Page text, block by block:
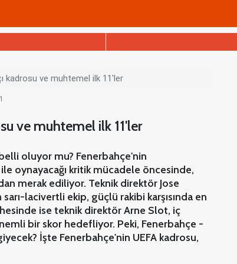
kadrosu ve muhtemel ilk 11'ler
ve muhtemel ilk 11'ler
oluyor mu? Fenerbahçe'nin
oynayacağı kritik mücadele öncesinde,
merak ediliyor. Teknik direktör Jose
lacivertli ekip, güçlü rakibi karşısında en
ise teknik direktör Arne Slot, iç
bir skor hedefliyor. Peki, Fenerbahçe -
İşte Fenerbahçe'nin UEFA kadrosu,